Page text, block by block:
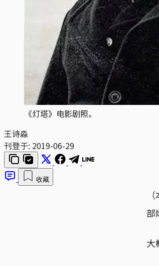
《灯塔》电影剧照。
王诗淼
刊登于: 2019-06-29
收藏
部
大